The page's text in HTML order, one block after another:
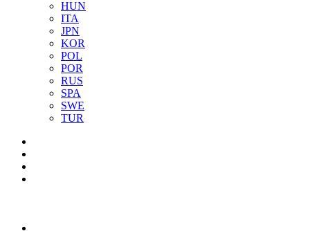
HUN
ITA
JPN
KOR
POL
POR
RUS
SPA
SWE
TUR